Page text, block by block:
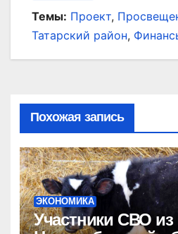
Темы: Проект,
Татарский район,
Похожая запись
ЭКОНОМИКА
Участники СВО из